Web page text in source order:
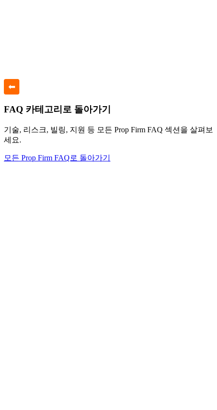
⬅
FAQ 카테고리로 돌아가기
기술, 리스크, 빌링, 지원 등 모든 Prop Firm FAQ 섹션을 살펴보
세요.
모든 Prop Firm FAQ로 돌아가기